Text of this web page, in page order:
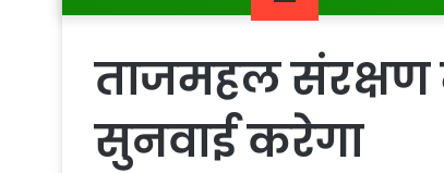
ताजमहल संरक्षण
सुनवाई करेगा